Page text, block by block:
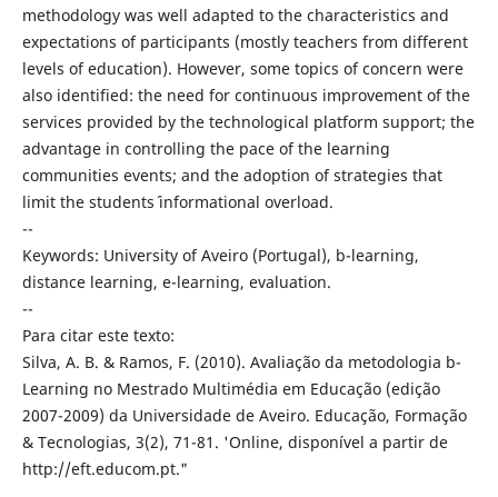
methodology was well adapted to the characteristics and
expectations of participants (mostly teachers from different
levels of education). However, some topics of concern were
also identified: the need for continuous improvement of the
services provided by the technological platform support; the
advantage in controlling the pace of the learning
communities events; and the adoption of strategies that
limit the students´ informational overload.
--
Keywords: University of Aveiro (Portugal), b-learning,
distance learning, e-learning, evaluation.
--
Para citar este texto:
Silva, A. B. & Ramos, F. (2010). Avaliação da metodologia b-
Learning no Mestrado Multimédia em Educação (edição
2007-2009) da Universidade de Aveiro. Educação, Formação
& Tecnologias, 3(2), 71-81. 'Online, disponível a partir de
http://eft.educom.pt."